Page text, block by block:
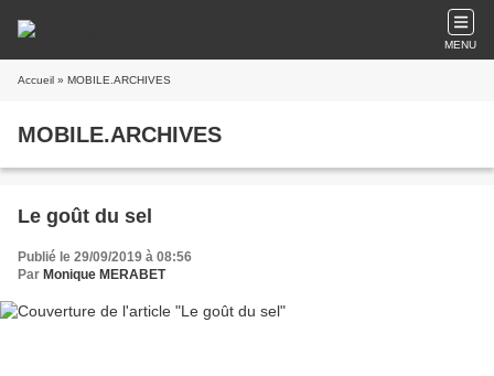
MENU
Accueil » MOBILE.ARCHIVES
MOBILE.ARCHIVES
Le goût du sel
Publié le 29/09/2019 à 08:56
Par Monique MERABET